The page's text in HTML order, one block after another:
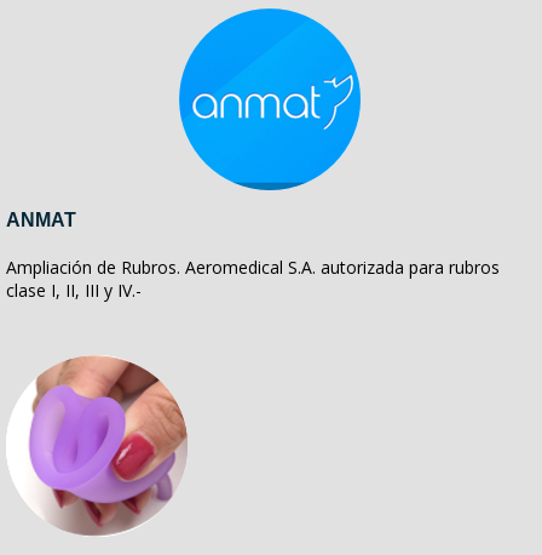
ANMAT
Ampliación de Rubros. Aeromedical S.A. autorizada para rubros
clase I, II, III y IV.-